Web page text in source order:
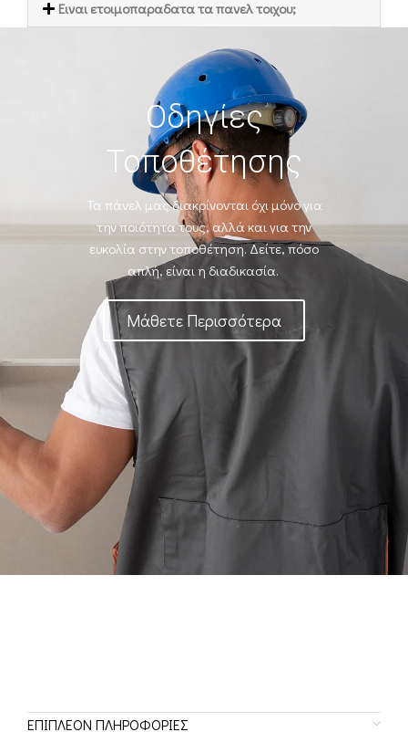
Ειναι ετοιμοπαραδατα τα πανελ τοιχου;
Οδηγίες
Τοποθέτησης
Τα πάνελ μας διακρίνονται όχι μόνο για
την ποιότητα τους, αλλά και για την
ευκολία στην τοποθέτηση. Δείτε, πόσο
απλή, είναι η διαδικασία.
Μάθετε Περισσότερα
ΕΠΙΠΛΈΟΝ ΠΛΗΡΟΦΟΡΊΕΣ